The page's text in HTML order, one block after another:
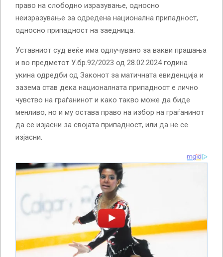
право на слободно изразување, односно
неизразување за одредена национална припадност,
односно припадност на заедница.
Уставниот суд веќе има одлучувано за вакви прашања
и во предметот У.бр.92/2023 од 28.02.2024 година
укина одредби од Законот за матичната евиденција и
зазема став дека националната припадност е лично
чувство на граѓанинот и како такво може да биде
менливо, но и му остава право на избор на граѓанинот
да се изјасни за својата припадност, или да не се
изјасни.